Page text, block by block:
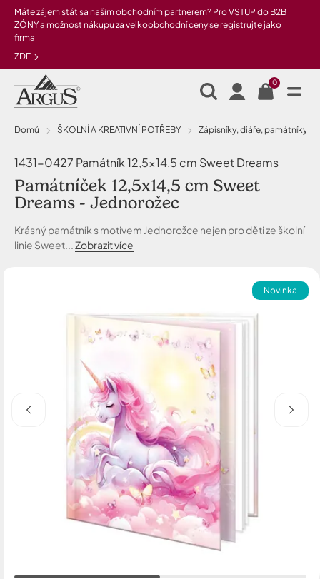
Přeskočit na hlavní obsah
Máte zájem stát sa našim obchodním partnerem? Pro VSTUP do B2B
ZÓNY a možnost nákupu za velkoobchodní ceny se registrujte jako
firma
ZDE
0
Domů ŠKOLNÍ A KREATIVNÍ POTŘEBY Zápisníky, diáře, památníky
1431-0427 Památník 12,5x14,5 cm Sweet Dreams
Památníček 12,5x14,5 cm Sweet
Dreams - Jednorožec
Krásný památník s motivem Jednorožce nejen pro děti ze školní
linie Sweet...Zobrazit více
Novinka